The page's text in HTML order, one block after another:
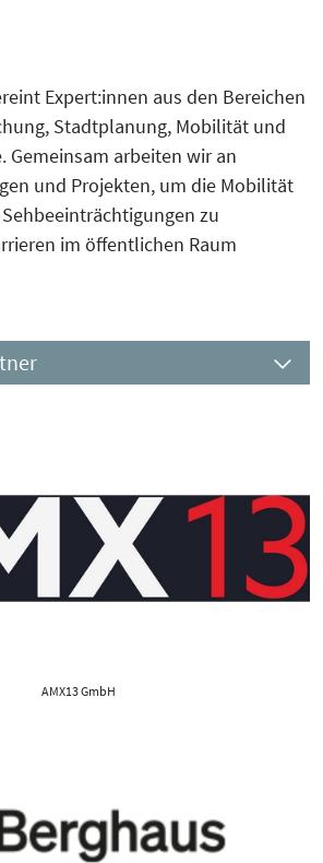
Expert:innen aus den Bereichen
Stadtplanung, Mobilität und
Gemeinsam arbeiten wir an
und Projekten, um die Mobilität
zu
im öffentlichen Raum
AMX13 GmbH